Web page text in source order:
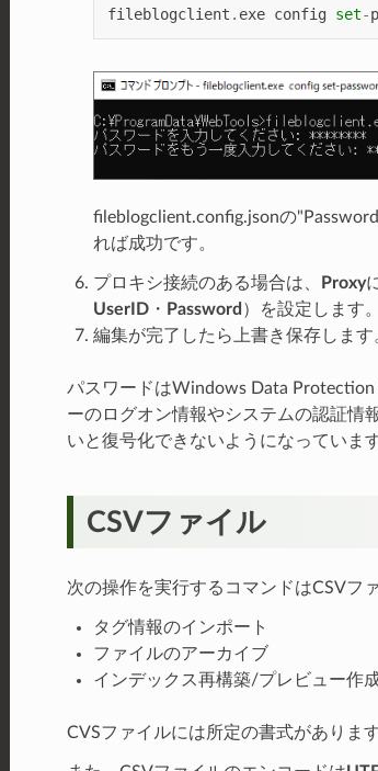
fileblogclient . exe config set-
fileblogclient.config.jsonの
れば成功です。
プロキシ接続のある場合は、 Proxy
UserID・ Password ）を設定します。
編集が完了したら上書き保存します
パスワードはWindows Data
ーのログオン情報やシステムの認証情
いと復号化できないようになっています
CSVファイル
次の操作を実行するコマンドはCSVフ
タグ情報のインポート
ファイルのアーカイブ
インデックス再構築/プレビュー作
CVSファイルには所定の書式があります